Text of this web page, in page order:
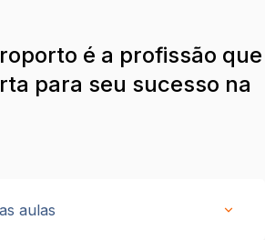
é a profissão que
para seu sucesso na
aulas